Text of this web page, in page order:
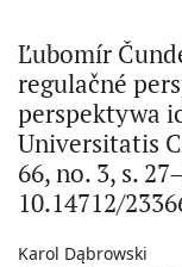
Ľubomír
regulačné
perspektywa
Universitatis
66, no. 3, s.
10.14712/
Karol Dąbrowski